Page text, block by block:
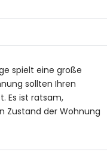
spielt eine große
sollten Ihren
Es ist ratsam,
Zustand der Wohnung